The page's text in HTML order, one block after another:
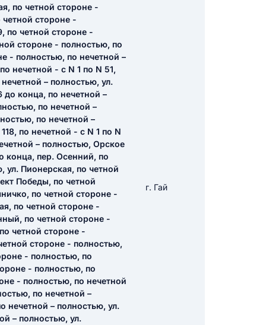
по четной стороне -
стороне -
по четной стороне -
стороне - полностью, по
- полностью, по нечетной –
нечетной - с N 1 по N 51,
– полностью, ул.
до конца, по нечетной –
по нечетной –
по нечетной –
по нечетной - с N 1 по N
– полностью, Орское
конца, пер. Осенний, по
ул. Пионерская, по четной
Победы, по четной
по четной стороне -
по четной стороне -
по четной стороне -
четной стороне -
стороне - полностью,
- полностью, по
- полностью, по
- полностью, по нечетной
по нечетной –
нечетной – полностью, ул.
– полностью, ул.
г. Гай